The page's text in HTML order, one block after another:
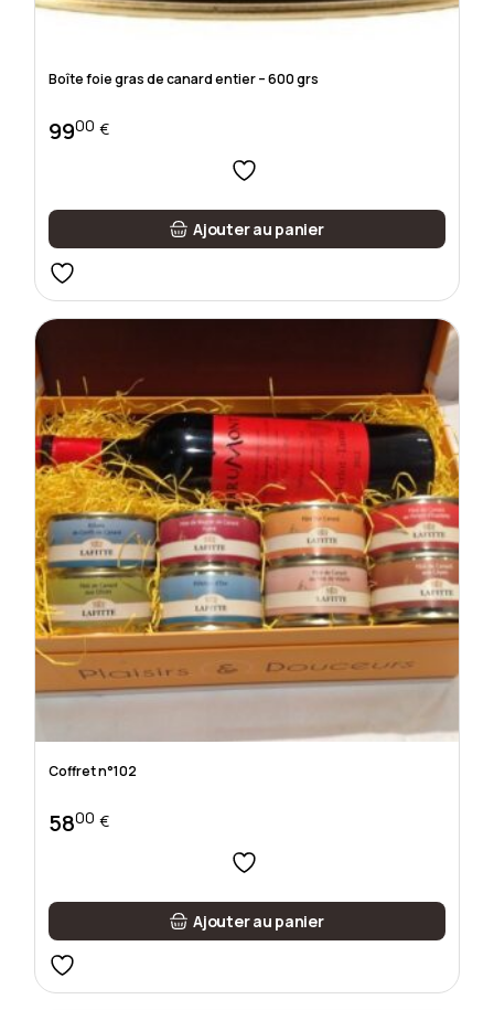
Boîte foie gras de canard entier – 600 grs
9900 €
Ajouter au panier
Coffret n°102
5800 €
Ajouter au panier